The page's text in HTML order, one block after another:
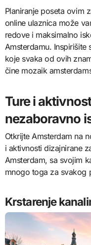
Planiranje poseta ovim
online ulaznica može
redove i maksimalno
Amsterdamu.
koje svaka od ovih
čine mozaik
Ture i
nezaboravno
Otkrijte Amsterdam na
i aktivnosti dizajnirane
Amsterdam, sa svojim
mnogo toga za svakog
Krstarenje